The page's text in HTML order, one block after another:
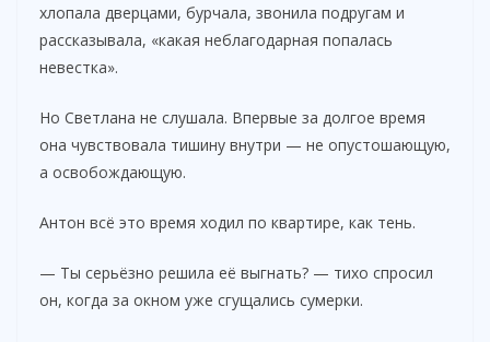
хлопала дверцами, бурчала, звонила подругам и
рассказывала, «какая неблагодарная попалась
невестка».
Но Светлана не слушала. Впервые за долгое время
она чувствовала тишину внутри — не опустошающую,
а освобождающую.
Антон всё это время ходил по квартире, как тень.
— Ты серьёзно решила её выгнать? — тихо спросил
он, когда за окном уже сгущались сумерки.